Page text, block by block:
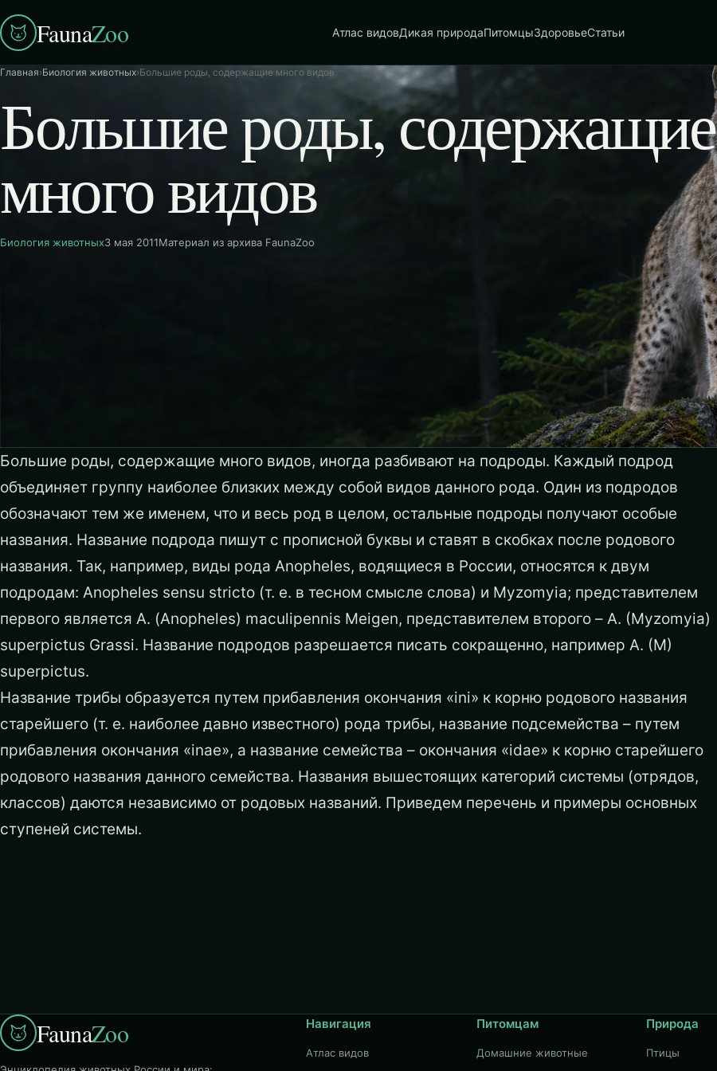
FaunaZoo Атлас видовДикая природаПитомцыЗдоровьеСтатьи
Главная›Биология животных›Большие роды, содержащие много видов
Большие роды, содержащие
много видов
Биология животных3 мая 2011Материал из архива FaunaZoo
Большие роды, содержащие много видов, иногда разбивают на подроды. Каждый подрод
объединяет группу наиболее близких между собой видов данного рода. Один из подродов
обозначают тем же именем, что и весь род в целом, остальные подроды получают особые
названия. Название подрода пишут с прописной буквы и ставят в скобках после родового
названия. Так, например, виды рода Anopheles, водящиеся в России, относятся к двум
подродам: Anopheles sensu stricto (т. е. в тесном смысле слова) и Myzomyia; представителем
первого является А. (Anopheles) maculipennis Meigen, представителем второго – A. (Myzomyia)
superpictus Grassi. Название подродов разрешается писать сокращенно, например А. (М)
superpictus.
Название трибы образуется путем прибавления окончания «ini» к корню родового названия
старейшего (т. е. наиболее давно известного) рода трибы, название подсемейства – путем
прибавления окончания «inae», а название семейства – окончания «idae» к корню старейшего
родового названия данного семейства. Названия вышестоящих категорий системы (отрядов,
классов) даются независимо от родовых названий. Приведем перечень и примеры основных
ступеней системы.
FaunaZoo Навигация
Атлас видов
Питомцам
Домашние животные
Природа
Птицы